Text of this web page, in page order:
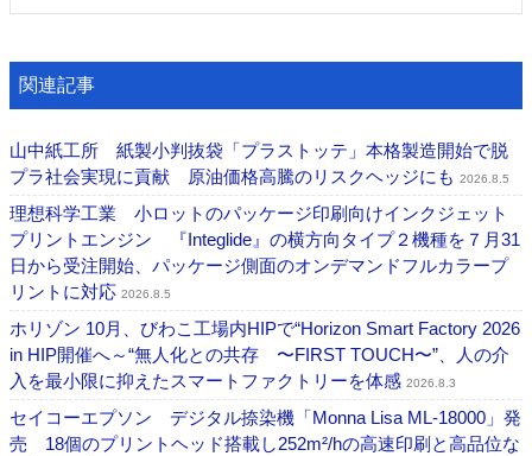
関連記事
山中紙工所 紙製小判抜袋「プラストッテ」本格製造開始で脱
プラ社会実現に貢献 原油価格高騰のリスクヘッジにも 2026.8.5
理想科学工業 小ロットのパッケージ印刷向けインクジェット
プリントエンジン 『Integlide』の横方向タイプ２機種を７月31
日から受注開始、パッケージ側面のオンデマンドフルカラープ
リントに対応 2026.8.5
ホリゾン 10月、びわこ工場内HIPで“Horizon Smart Factory 2026
in HIP開催へ～“無人化との共存 〜FIRST TOUCH〜”、人の介
入を最小限に抑えたスマートファクトリーを体感 2026.8.3
セイコーエプソン デジタル捺染機「Monna Lisa ML-18000」発
売 18個のプリントヘッド搭載し252m²/hの高速印刷と高品位な